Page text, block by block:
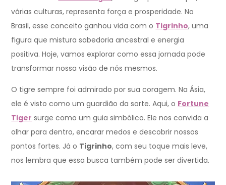
várias culturas, representa força e prosperidade. No
Brasil, esse conceito ganhou vida com o Tigrinho, uma
figura que mistura sabedoria ancestral e energia
positiva. Hoje, vamos explorar como essa jornada pode
transformar nossa visão de nós mesmos.
O tigre sempre foi admirado por sua coragem. Na Ásia,
ele é visto como um guardião da sorte. Aqui, o Fortune
Tiger surge como um guia simbólico. Ele nos convida a
olhar para dentro, encarar medos e descobrir nossos
pontos fortes. Já o Tigrinho, com seu toque mais leve,
nos lembra que essa busca também pode ser divertida.